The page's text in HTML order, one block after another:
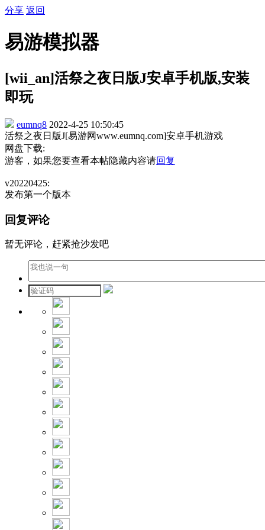
分享 返回
易游模拟器
[wii_an]活祭之夜日版J安卓手机版,安装
即玩
eumnq8 2022-4-25 10:50:45
活祭之夜日版J[易游网www.eumnq.com]安卓手机游戏
网盘下载:
游客，如果您要查看本帖隐藏内容请回复
v20220425:
发布第一个版本
回复评论
暂无评论，赶紧抢沙发吧